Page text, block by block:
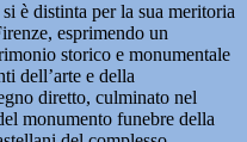
è distinta per la sua meritoria
esprimendo un
storico e monumentale
dell’arte e della
diretto, culminato nel
monumento funebre della